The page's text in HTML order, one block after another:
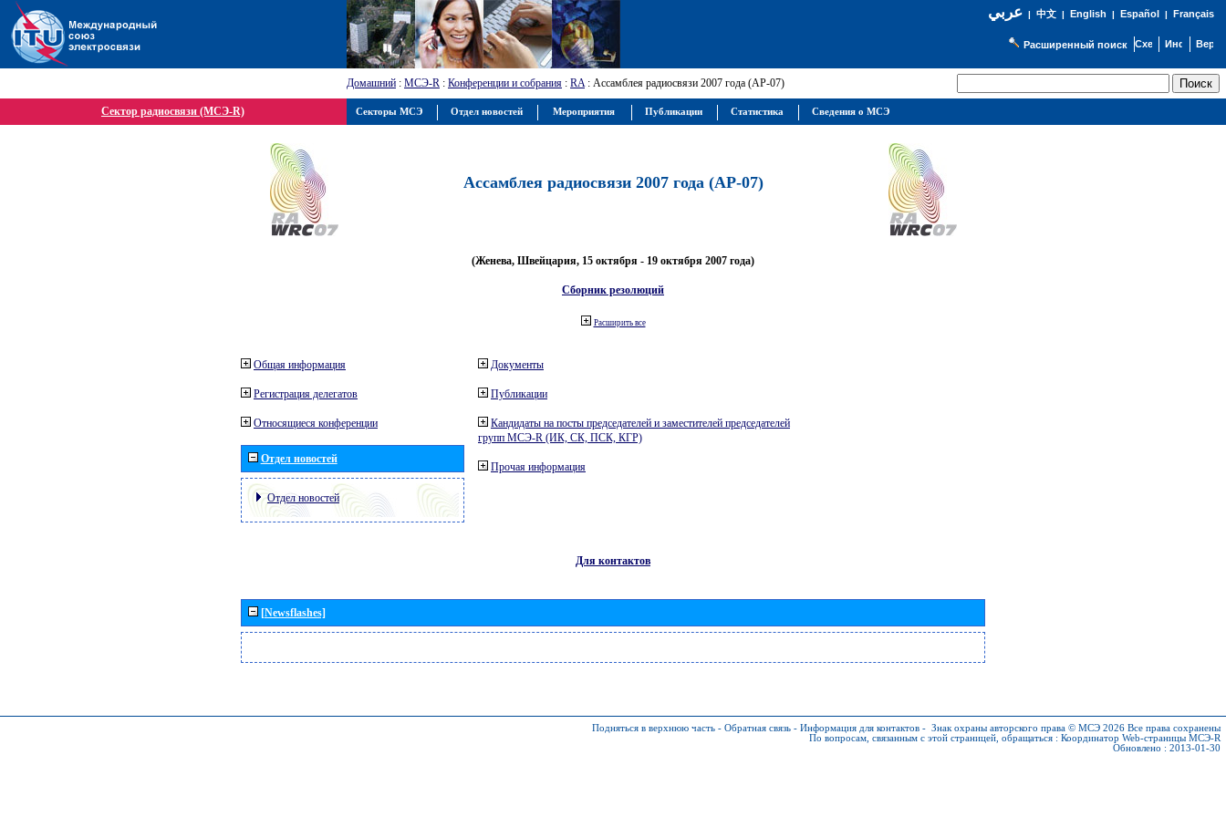
عربي| 中文| English | Español | Français
Расширенный поиск
Домашний : МСЭ-R : Конференции и собрания : RA: Ассамблея радиосвязи 2007 года (АР-07)
Сектор радиосвязи (МСЭ-R)
Ассамблея радиосвязи 2007 года (АР-07)
(Женева, Швейцария, 15 октября - 19 октября 2007 года)
Сборник резолюций
Расширить все
Общая информация
Регистрация делегатов
Относящиеся конференции
Отдел новостей
Отдел новостей
Документы
Публикации
Кандидаты на посты председателей и заместителей председателей
групп МСЭ-R (ИК, СК, ПСК, КГР)
Прочая информация
Для контактов
[Newsflashes]
Подняться в верхнюю часть - Обратная связь - Информация для контактов - Знак охраны авторского права © МСЭ 2026 Все права сохранены
По вопросам, связанным с этой страницей, обращаться : Координатор Web-страницы МСЭ-R
Обновлено : 2013-01-30
Секторы МСЭ Отдел новостей Мероприятия Публикации Статистика Сведения о МСЭ